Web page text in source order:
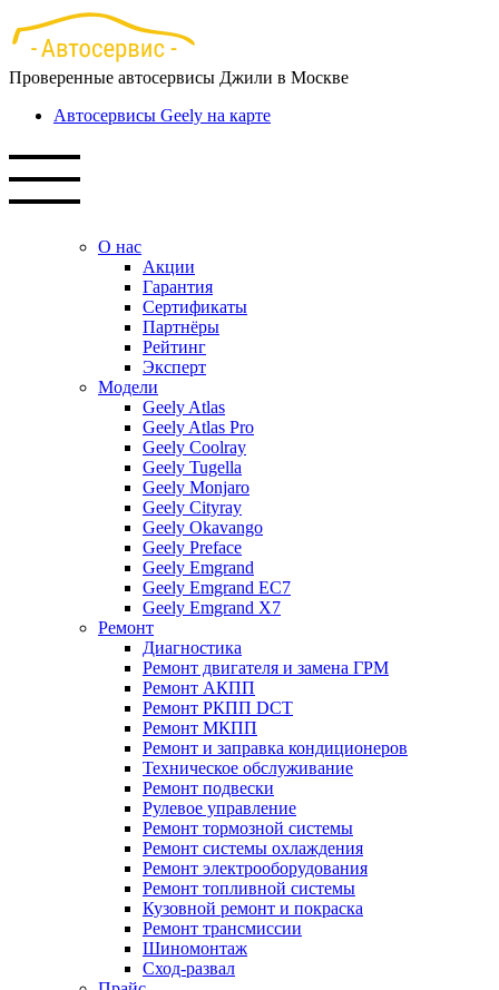
Перейти
к
основному
содержанию
Проверенные автосервисы Джили в Москве
Автосервисы Geely на карте
О нас
Акции
Гарантия
Сертификаты
Партнёры
Рейтинг
Эксперт
Модели
Geely Atlas
Geely Atlas Pro
Geely Coolray
Geely Tugella
Geely Monjaro
Geely Cityray
Geely Okavango
Geely Preface
Geely Emgrand
Geely Emgrand EC7
Geely Emgrand X7
Ремонт
Диагностика
Ремонт двигателя и замена ГРМ
Ремонт АКПП
Ремонт РКПП DCT
Ремонт МКПП
Ремонт и заправка кондиционеров
Техническое обслуживание
Ремонт подвески
Рулевое управление
Ремонт тормозной системы
Ремонт системы охлаждения
Ремонт электрооборудования
Ремонт топливной системы
Кузовной ремонт и покраска
Ремонт трансмиссии
Шиномонтаж
Сход-развал